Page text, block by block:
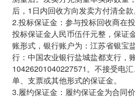
后，1日内回收方向发卖方付清全款
2.投标保证金：参与投标回收商在
投标保证金人民币伍仟元整，保证
账形式，银行账户为：江苏省银宝
行：中国农业银行盐城盐都支行，
10426201040227571。不接受电
单、支票或其他形式的保证金。
3.履约保证金：履约保证金为合同